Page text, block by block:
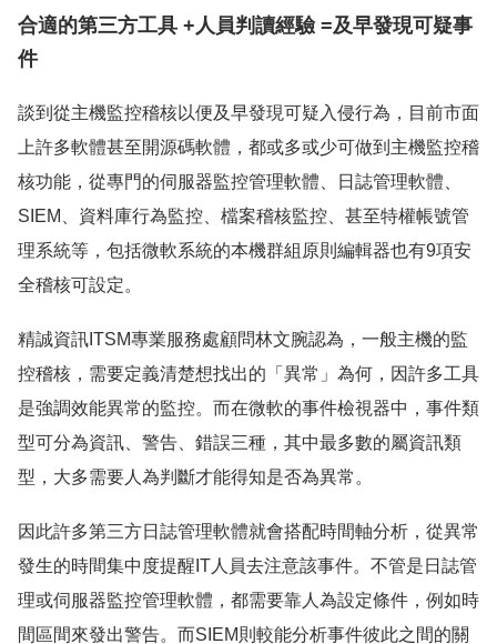
合適的第三方工具 +人員判讀經驗 =及早發現可疑事
件
談到從主機監控稽核以便及早發現可疑入侵行為，目前市面
上許多軟體甚至開源碼軟體，都或多或少可做到主機監控稽
核功能，從專門的伺服器監控管理軟體、日誌管理軟體、
SIEM、資料庫行為監控、檔案稽核監控、甚至特權帳號管
理系統等，包括微軟系統的本機群組原則編輯器也有9項安
全稽核可設定。
精誠資訊ITSM專業服務處顧問林文腕認為，一般主機的監
控稽核，需要定義清楚想找出的「異常」為何，因許多工具
是強調效能異常的監控。而在微軟的事件檢視器中，事件類
型可分為資訊、警告、錯誤三種，其中最多數的屬資訊類
型，大多需要人為判斷才能得知是否為異常。
因此許多第三方日誌管理軟體就會搭配時間軸分析，從異常
發生的時間集中度提醒IT人員去注意該事件。不管是日誌管
理或伺服器監控管理軟體，都需要靠人為設定條件，例如時
間區間來發出警告。而SIEM則較能分析事件彼此之間的關